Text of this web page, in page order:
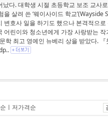
다. 대학생 시절 초등학교 보조 교사
을 살려 쓴 ‘웨이사이드 학교
변호사 일을 하기도 했으나 본격적으
어린이와 청소년에게 가장 사랑받는
학 최고 영예인 뉴베리 상을 받았다.
ㅣ 저가격순